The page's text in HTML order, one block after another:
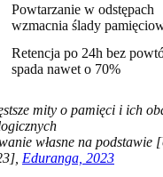
Powtarzanie w odstępach
wzmacnia ślady
Retencja po 24h bez
spada nawet o 70%
mity o pamięci i ich
własne na podstawie
Eduranga, 2023